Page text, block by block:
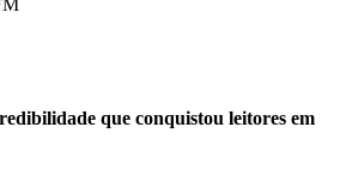
que conquistou leitores em